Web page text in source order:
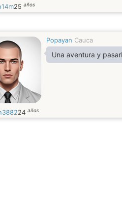
25 años
Popayan Cauca
Una aventura y
24 años